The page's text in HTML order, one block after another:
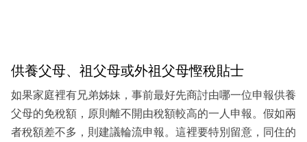
供養父母、祖父母或外祖父母慳稅貼士
如果家庭裡有兄弟姊妹，事前最好先商討由哪一位申報供養
父母的免稅額，原則離不開由稅額較高的一人申報。假如兩
者稅額差不多，則建議輪流申報。這裡要特別留意，同住的